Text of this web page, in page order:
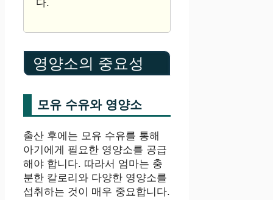
다.
영양소의 중요성
모유 수유와 영양소
출산 후에는 모유 수유를 통해
아기에게 필요한 영양소를 공급
해야 합니다. 따라서 엄마는 충
분한 칼로리와 다양한 영양소를
섭취하는 것이 매우 중요합니다.